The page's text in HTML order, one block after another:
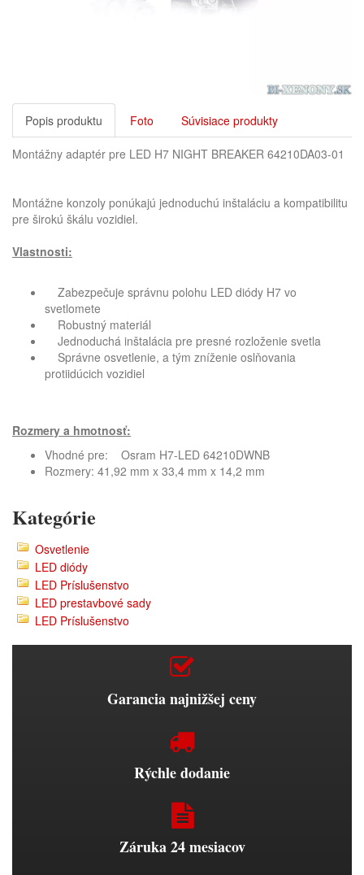
Popis produktu Foto Súvisiace produkty
Montážny adaptér pre LED H7 NIGHT BREAKER 64210DA03-01
Montážne konzoly ponúkajú jednoduchú inštaláciu a kompatibilitu
pre širokú škálu vozidiel.
Vlastnosti:
Zabezpečuje správnu polohu LED diódy H7 vo
svetlomete
Robustný materiál
Jednoduchá inštalácia pre presné rozloženie svetla
Správne osvetlenie, a tým zníženie oslňovania
protiidúcich vozidiel
Rozmery a hmotnosť:
Vhodné pre: Osram H7-LED 64210DWNB
Rozmery: 41,92 mm x 33,4 mm x 14,2 mm
Kategórie
Osvetlenie
LED diódy
LED Príslušenstvo
LED prestavbové sady
LED Príslušenstvo
Garancia najnižšej ceny
Rýchle dodanie
Záruka 24 mesiacov